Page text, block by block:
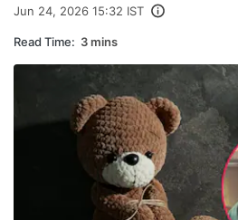
Jun 24, 2026 15:32 IST
Read Time: 3 mins